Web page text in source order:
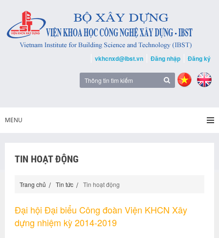
vkhcnxd@ibst.vn Đăng nhập Đăng ký
MENU
TIN HOẠT ĐỘNG
Trang chủ Tin tức Tin hoạt động
Đại hội Đại biểu Công đoàn Viện KHCN Xây
dựng nhiệm kỳ 2014-2019